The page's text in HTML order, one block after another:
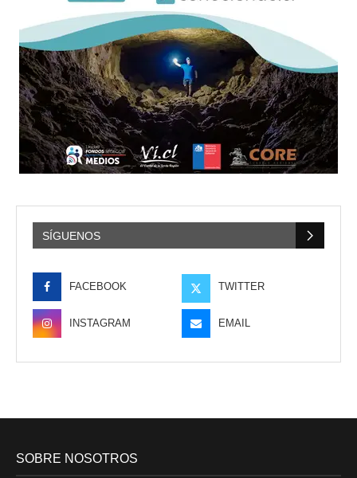
SÍGUENOS
FACEBOOK TWITTER
INSTAGRAM EMAIL
SOBRE NOSOTROS